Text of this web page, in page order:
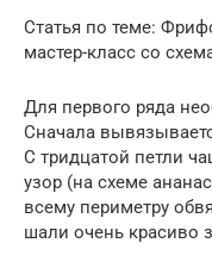
Статья по теме:
мастер-класс со
Для первого ряда
Сначала
С тридцатой петли
узор (на схеме
всему периметру
шали очень красиво